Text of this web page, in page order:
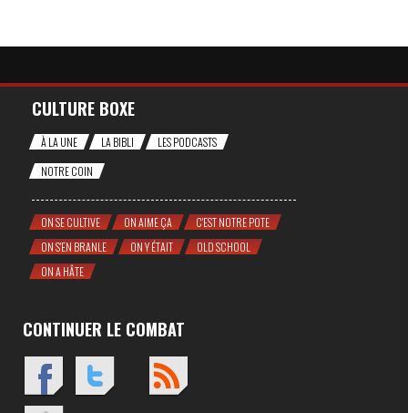
CULTURE BOXE
À LA UNE LA BIBLI
LES PODCASTS
NOTRE COIN
ON SE CULTIVE ON AIME ÇA
C'EST NOTRE POTE
ON S'EN BRANLE
ON Y ÉTAIT
OLD SCHOOL
ON A HÂTE
CONTINUER LE COMBAT